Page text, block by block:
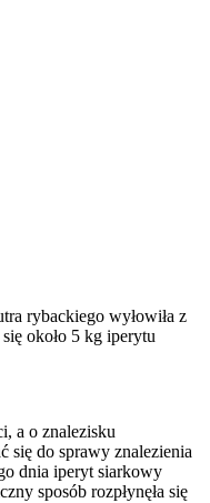
rybackiego wyłowiła z
około 5 kg iperytu
a o znalezisku
się do sprawy znalezienia
dnia iperyt siarkowy
sposób rozpłynęła się